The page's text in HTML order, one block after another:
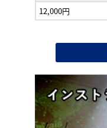
12,000円